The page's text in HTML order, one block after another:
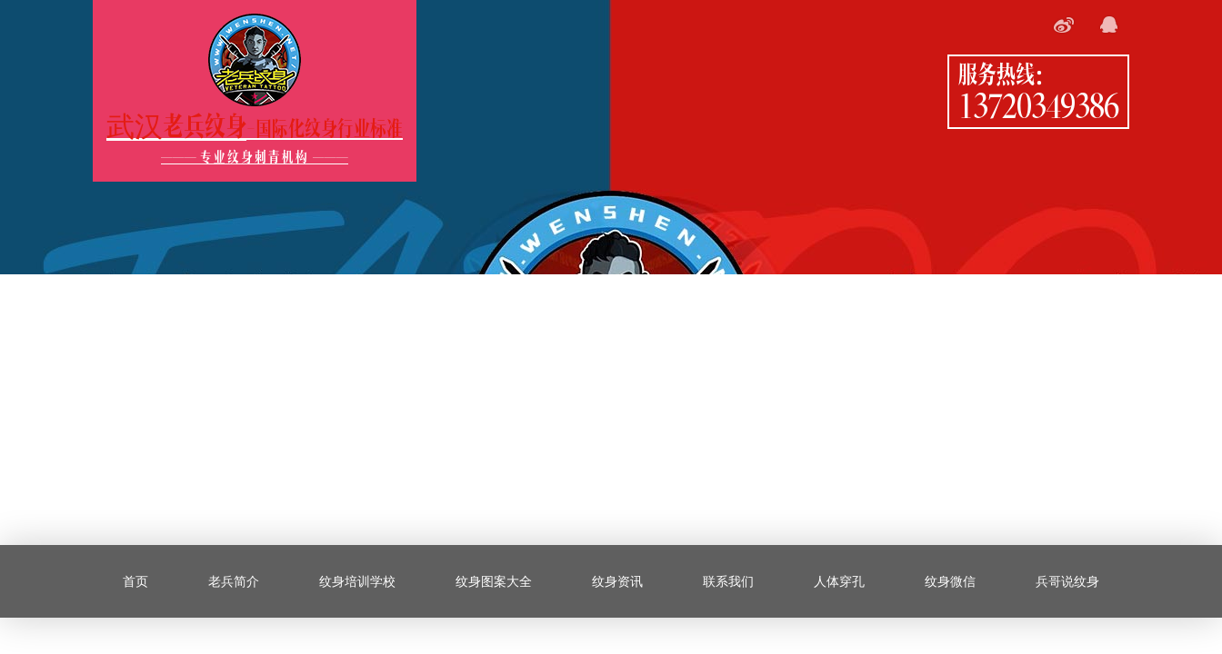
武汉老兵纹身-国际化纹身行业标准
——— 专业纹身刺青机构 ———
服务热线：
13720349386
首页 老兵简介 纹身培训学校 纹身图案大全 纹身资讯 联系我们 人体穿孔 纹身微信 兵哥说纹身